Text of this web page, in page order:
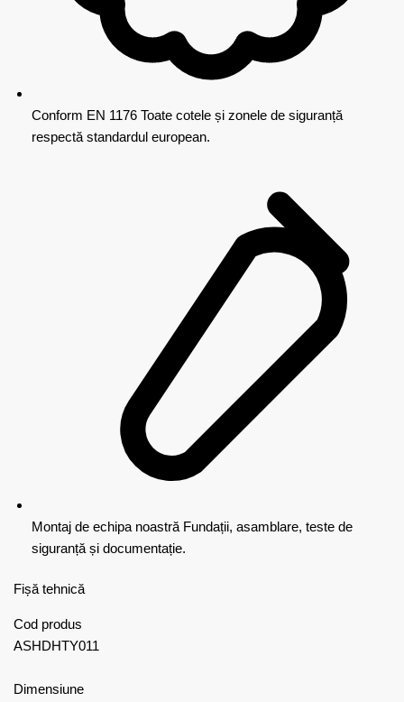
Conform EN 1176 Toate cotele și zonele de siguranță
respectă standardul european.
Montaj de echipa noastră Fundații, asamblare, teste de
siguranță și documentație.
Fișă tehnică
Cod produs
ASHDHTY011
Dimensiune